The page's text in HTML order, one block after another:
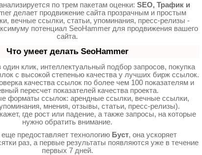
по трем пакетам оценки: SEO, Трафик и
делает продвижение сайта прозрачным и простым
вечные ссылки, статьи, упоминания, пресс-релизы -
потенциал SeoHammer для продвижения вашего
сайта.
Что умеет делать SeoHammer
клик, интеллектуальный подбор запросов, покупка
с высокой степенью качества у лучших бирж ссылок.
качества ссылок по более чем 100 показателям и
пересчет показателей качества проекта.
форматы ссылок: арендные ссылки, вечные ссылки,
мнения, отзывы, статьи, пресс-релизы).
где рост или падение, а также запросы, на которые
нужно обратить внимание.
предоставляет технологию Буст, она ускоряет
раз, а первые результаты появляются уже в течение
первых 7 дней.